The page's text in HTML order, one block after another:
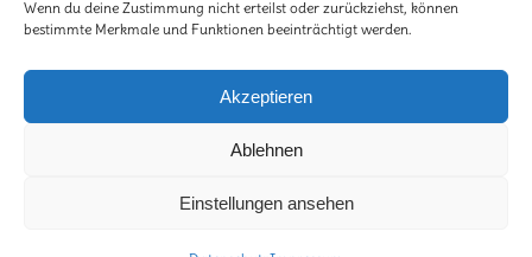
Wenn du deine Zustimmung nicht erteilst oder zurückziehst, können
bestimmte Merkmale und Funktionen beeinträchtigt werden.
Akzeptieren
Ablehnen
Einstellungen ansehen
Telefon: 0511-2281471